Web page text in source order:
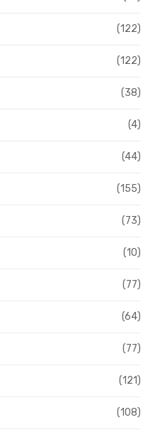
(122)
(122)
(38)
(4)
(44)
(155)
(73)
(10)
(77)
(64)
(77)
(121)
(108)